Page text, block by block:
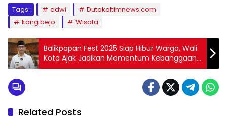
Tags: adwi
Dutakaltimnews.com
kang bejo
Wisata
Balikpapan Fest 2025 Siap Hibur Warga, Wali
Kota Ajak Jadikan Momentum Kebanggaan
Bersama
Related Posts